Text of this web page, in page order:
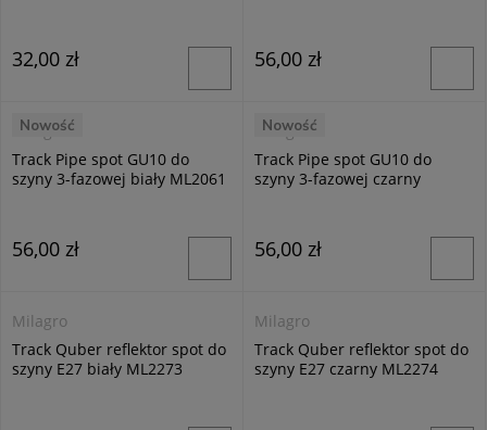
32,00 zł 56,00 zł
Milagro
Track Pipe spot GU10 do
szyny 3-fazowej biały ML2061
56,00 zł
Nowość
Milagro
Track Pipe spot GU10 do
szyny 3-fazowej czarny
56,00 zł
Nowość
Milagro
Track Quber reflektor spot do
szyny E27 biały ML2273
Milagro
Track Quber reflektor spot do
szyny E27 czarny ML2274